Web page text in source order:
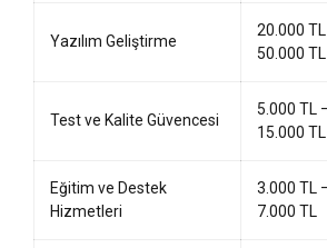
Yazılım Geliştirme
20.000
50.000 TL
Test ve Kalite Güvencesi
5.000 TL
15.000 TL
Eğitim ve Destek
Hizmetleri
3.000 TL
7.000 TL